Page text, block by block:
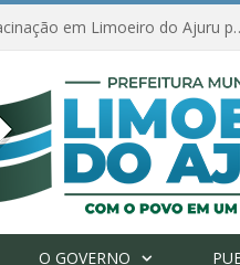
Amanhã começa nova etapa
O GOVERNO